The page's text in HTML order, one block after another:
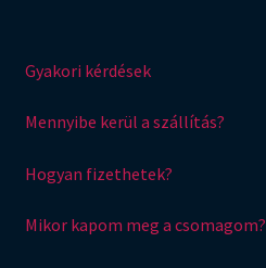
Gyakori kérdések
Mennyibe kerül a szállítás?
Hogyan fizethetek?
Mikor kapom meg a csomagom?